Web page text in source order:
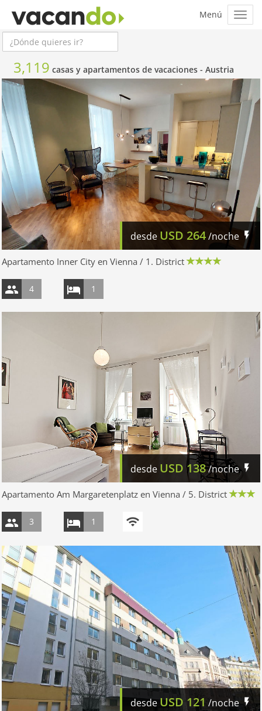
3,119 casas y apartamentos de vacaciones - Austria
desde USD 264/noche
Apartamento Inner City en Vienna / 1. District
4 1
desde USD 138/noche
Apartamento Am Margaretenplatz en Vienna / 5. District
3 1
desdeUSD 121 /noche